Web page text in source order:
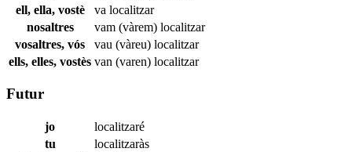
ell, ella, vostè
va localitzar
nosaltres
vam (vàrem) localitzar
vosaltres, vós
vau (vàreu) localitzar
ells, elles, vostès van (varen) localitzar
Futur
jo
localitzaré
tu
localitzaràs